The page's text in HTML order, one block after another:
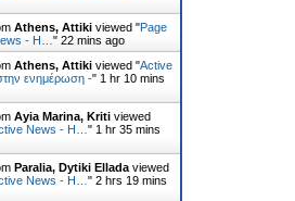
Athens, Attiki viewed "Page
- Η… " 22 mins ago
Athens, Attiki viewed "Active
ενημέρωση -" 1 hr 10 mins
Ayia Marina, Kriti viewed
News - Η… " 1 hr 35 mins
Paralia, Dytiki Ellada viewed
News - Η… " 2 hrs 19 mins